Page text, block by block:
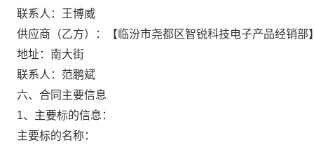
联系人：王博威
供应商（乙方）：【临汾市尧都区智锐科技电子产品经销部
地址：南大街
联系人：范鹏斌
六、合同主要信息
1、主要标的信息：
主要标的名称：